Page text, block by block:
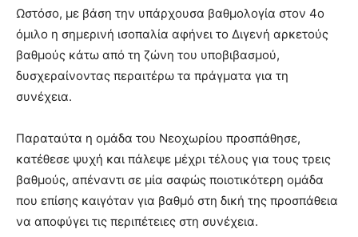
Ωστόσο, με βάση την υπάρχουσα βαθμολογία στον 4ο
όμιλο η σημερινή ισοπαλία αφήνει το Διγενή αρκετούς
βαθμούς κάτω από τη ζώνη του υποβιβασμού,
δυσχεραίνοντας περαιτέρω τα πράγματα για τη
συνέχεια.
Παραταύτα η ομάδα του Νεοχωρίου προσπάθησε,
κατέθεσε ψυχή και πάλεψε μέχρι τέλους για τους τρεις
βαθμούς, απέναντι σε μία σαφώς ποιοτικότερη ομάδα
που επίσης καιγόταν για βαθμό στη δική της προσπάθεια
να αποφύγει τις περιπέτειες στη συνέχεια.